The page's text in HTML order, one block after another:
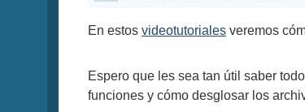
En estos videotutoriales veremos
Espero que les sea tan útil saber
funciones y cómo desglosar los